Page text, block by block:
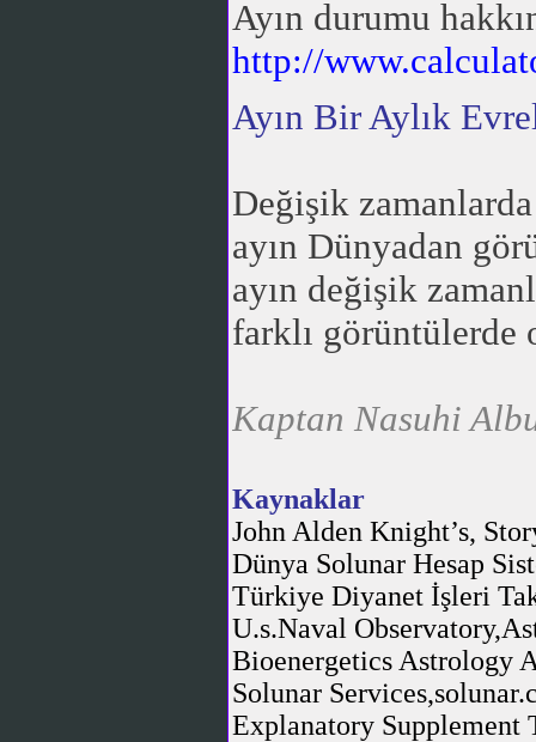
Ayın durumu
http://
Ayın Bir Aylık
Değişik
ayın Dünyadan
ayın değişik
farklı görüntülerde
Kaptan Nasuhi
Kaynaklar
John Alden Knight’s,
Dünya Solunar Hesap
Türkiye Diyanet İşleri
U.s.Naval
Bioenergetics Astrology
Solunar
Explanatory Supplement